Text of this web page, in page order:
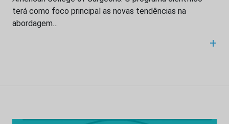
terá como foco principal as novas tendências na
abordagem…
+